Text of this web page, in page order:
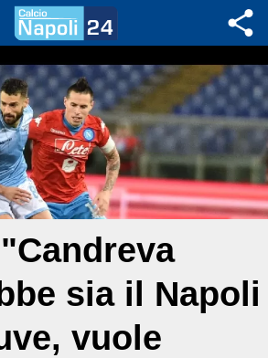
sia il Napoli
vuole